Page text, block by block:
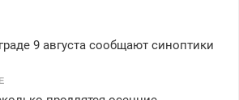
9 августа сообщают синоптики